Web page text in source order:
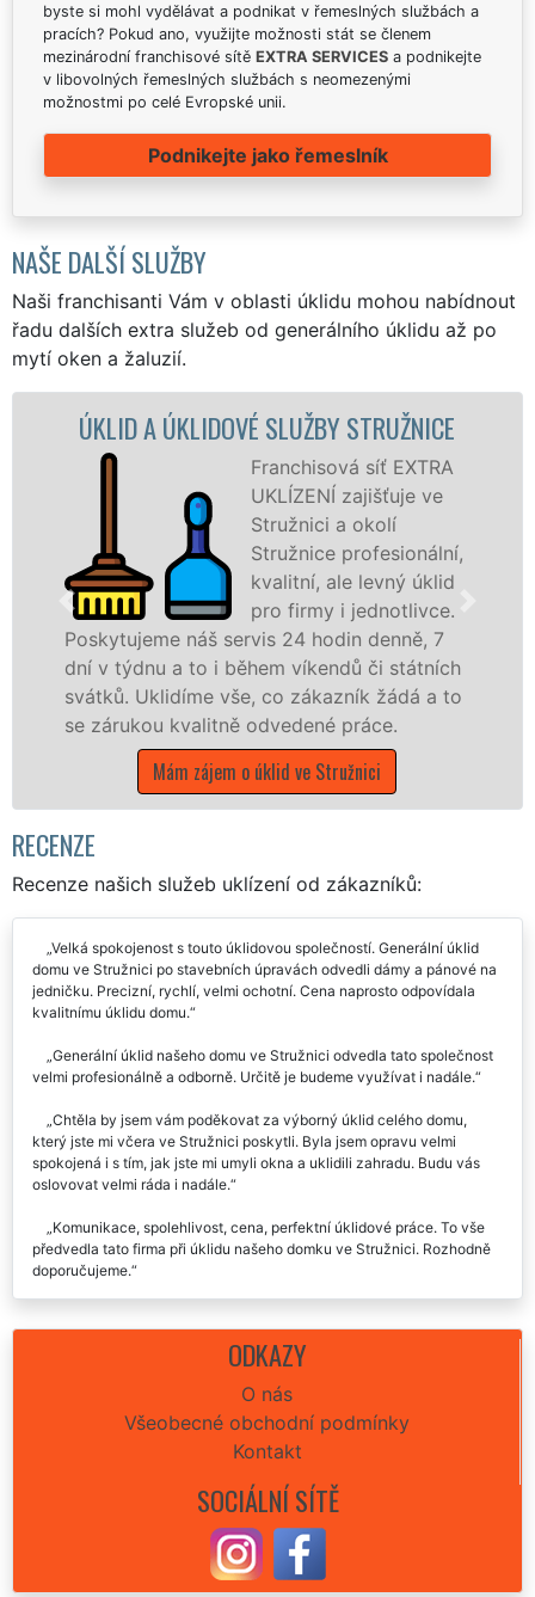
byste si mohl vydělávat a podnikat v řemeslných službách a
pracích? Pokud ano, využijte možnosti stát se členem
mezinárodní franchisové sítě EXTRA SERVICES a podnikejte
v libovolných řemeslných službách s neomezenými
možnostmi po celé Evropské unii.
Podnikejte jako řemeslník
NAŠE DALŠÍ SLUŽBY
Naši franchisanti Vám v oblasti úklidu mohou nabídnout
řadu dalších extra služeb od generálního úklidu až po
mytí oken a žaluzií.
STRUŽNICE
síť EXTRA
zajišťuje ve
profesionální,
ale levný úklid
firmy i jednotlivce.
24 hodin denně, 7
víkendů či státních
co zákazník žádá a to
práce.
ÚKLIDOVÁ
nabízíme pro všechny
státní podniky, ale i
Libereckém kraji s
Mám zájem o
RECENZE
Recenze našich služeb uklízení od zákazníků:
Velká spokojenost s touto úklidovou společností. Generální úklid
domu ve Stružnici po stavebních úpravách odvedli dámy a pánové na
jedničku. Precizní, rychlí, velmi ochotní. Cena naprosto odpovídala
kvalitnímu úklidu domu.
Generální úklid našeho domu ve Stružnici odvedla tato společnost
velmi profesionálně a odborně. Určitě je budeme využívat i nadále.
Chtěla by jsem vám poděkovat za výborný úklid celého domu,
který jste mi včera ve Stružnici poskytli. Byla jsem opravu velmi
spokojená i s tím, jak jste mi umyli okna a uklidili zahradu. Budu vás
oslovovat velmi ráda i nadále.
Komunikace, spolehlivost, cena, perfektní úklidové práce. To vše
předvedla tato firma při úklidu našeho domku ve Stružnici. Rozhodně
doporučujeme.
vstříc společnost Extra uklízení, která nám zajistila nejen požadované
Určitě doporučujeme tyto spolehlivé služby.
Parádní práce uklízení bytu ve Stružnici. Budu využívat určitě
Úklid našeho domečku ve Stružnici nám minulý týden zajistila tato
úklidová firma EXTRA UKLÍZENÍ. Velká spokojenost. Kompletně o vše
se postarali, uklidili famózně a cena seděla přesně jak jsme se
domluvili. Vřele můžu každému doporučit.
ODKAZY
O nás
Všeobecné obchodní podmínky
Kontakt
SOCIÁLNÍ SÍTĚ